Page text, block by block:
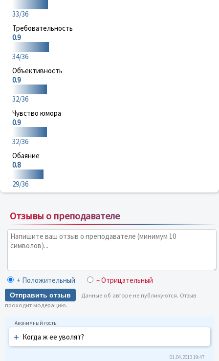
33/36
Требовательность
0.9
34/36
Объективность
0.9
32/36
Чувство юмора
0.9
32/36
Обаяние
0.8
29/36
Отзывы о преподавателе
+ Положительный – Отрицательный
Отправить отзыв
Данные об авторе не публикуются. Отзыв
проходит модерацию.
+ Когда ж ее уволят?
01.04.2013 19:47